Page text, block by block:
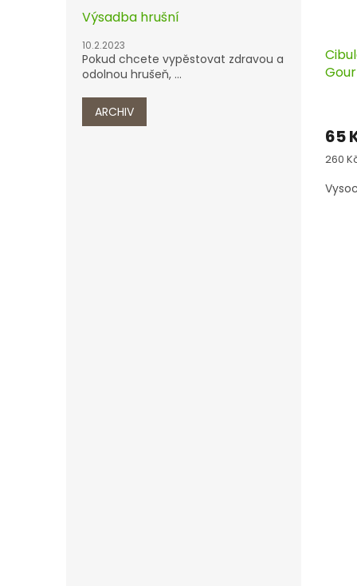
Výsadba hrušní
10.2.2023
Pokud chcete vypěstovat zdravou a
odolnou hrušeň, ...
ARCHIV
65
Měrná
260